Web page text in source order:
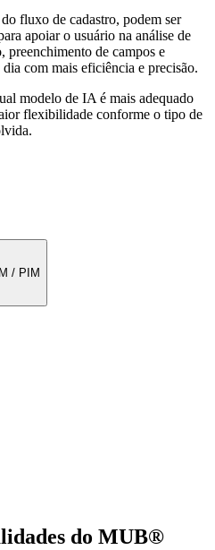
fluxo de cadastro, podem ser
apoiar o usuário na análise de
preenchimento de campos e
com mais eficiência e precisão.
modelo de IA é mais adequado
flexibilidade conforme o tipo de
/ PIM
do MUB®